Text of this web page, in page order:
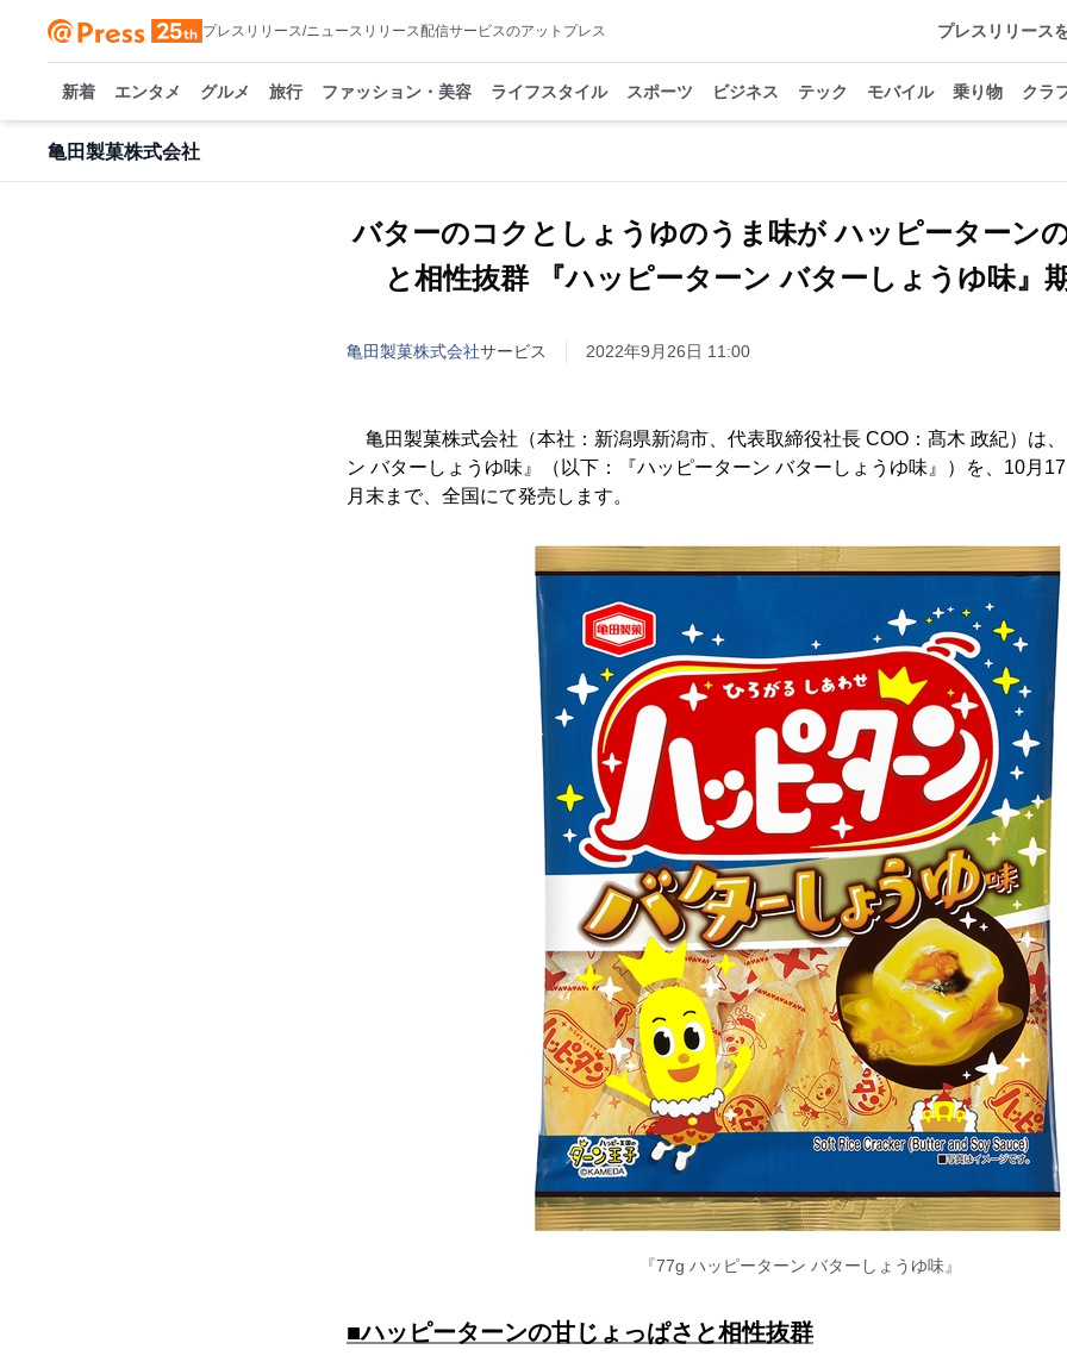
プレスリリース/ニュースリリース配信サービスのアットプレス プレスリリース
新着 エンタメ グルメ 旅行 ファッション・美容 ライフスタイル スポーツ ビジネス テック モバイル 乗り物 クラ
亀田製菓株式会社
バターのコクとしょうゆのうま味が ハッピーターン
と相性抜群 『ハッピーターン バターしょうゆ味』
亀田製菓株式会社サービス 2022年9月26日 11:00
亀田製菓株式会社（本社：新潟県新潟市、代表取締役社長 COO：髙木 政紀）は
ン バターしょうゆ味』（以下：『ハッピーターン バターしょうゆ味』）を、10月
月末まで、全国にて発売します。
『77g ハッピーターン バターしょうゆ味』
■ハッピーターンの甘じょっぱさと相性抜群